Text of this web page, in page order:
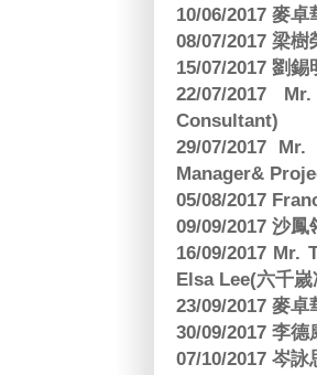
10/06/2017 麥
08/07/2017 梁
15/07/2017 劉
22/07/2017
Consultant)
29/07/2017
Manager&
05/08/2017
09/09/2017 沙
16/09/2017 Mr.
Elsa Lee(六千
23/09/2017 麥
30/09/2017 李
07/10/2017 岑